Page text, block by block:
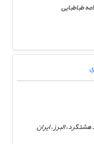
طباطبایی
البرز، ایران